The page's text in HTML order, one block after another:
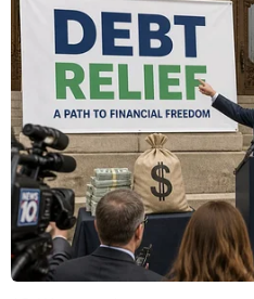
thuyền đang hoạt động
vùng nguy hiểm hoặc
trú.
Cùng với đó, tổ chức
tiện, tàu thuyền ra khơi;
tàu thuyền tại nơi neo
các biện pháp đảm bảo
bè, khu nuôi trồng thủy
khách du lịch lưu trú.